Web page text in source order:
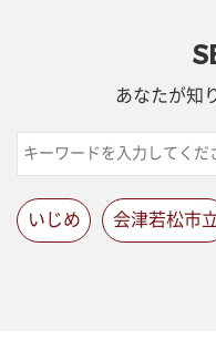
あなたが知
いじめ 会津若松市